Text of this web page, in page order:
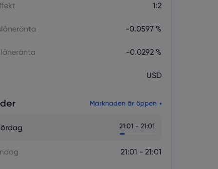
1:2
-0.0597 %
-0.0292 %
USD
Marknaden är öppen
21:01 - 21:01
21:01 - 21:01